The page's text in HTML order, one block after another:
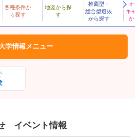
各種条件か
ら探す
地図から探
す
推薦型・
総合型選抜
から探す
キ
か
学 お気に入り
学情報 メニュー
イベント情報